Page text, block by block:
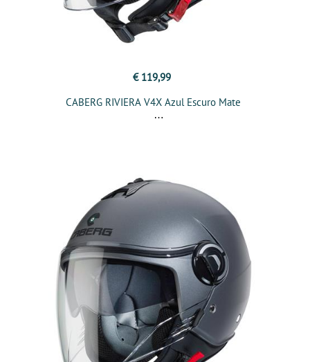
€ 119,99
CABERG RIVIERA V4X Azul Escuro Mate